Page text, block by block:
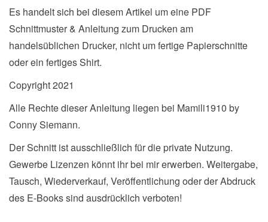
Es handelt sich bei diesem Artikel um eine PDF
Schnittmuster & Anleitung zum Drucken am
handelsüblichen Drucker, nicht um fertige Papierschnitte
oder ein fertiges Shirt.
Copyright 2021
Alle Rechte dieser Anleitung liegen bei Mamili1910 by
Conny Siemann.
Der Schnitt ist ausschließlich für die private Nutzung.
Gewerbe Lizenzen könnt ihr bei mir erwerben. Weitergabe,
Tausch, Wiederverkauf, Veröffentlichung oder der Abdruck
des E-Books sind ausdrücklich verboten!